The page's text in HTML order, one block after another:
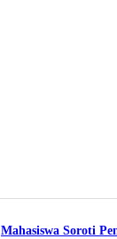
Mahasiswa Soroti